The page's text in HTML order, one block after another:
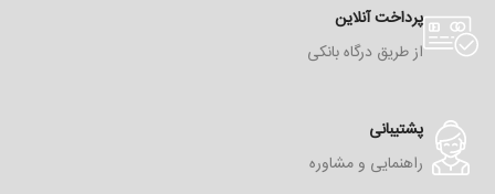
پرداخت آنلاین
از طریق درگاه بانکی
پشتیبانی
راهنمایی و مشاوره